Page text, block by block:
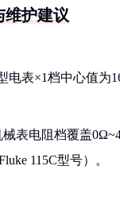
维护建议
电表×1档中心值为
表电阻档覆盖
115C型号）。